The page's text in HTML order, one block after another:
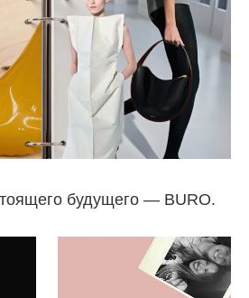
будущего — BURO.